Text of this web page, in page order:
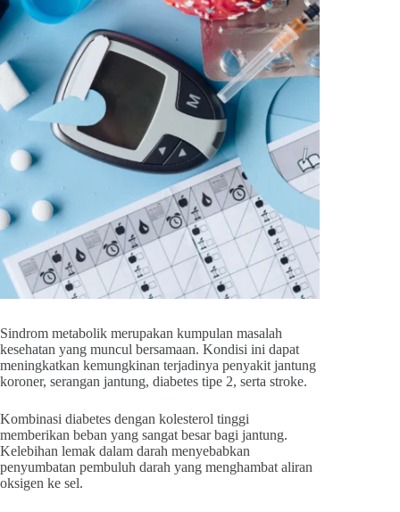
Sindrom metabolik merupakan kumpulan masalah
kesehatan yang muncul bersamaan. Kondisi ini dapat
meningkatkan kemungkinan terjadinya penyakit jantung
koroner, serangan jantung, diabetes tipe 2, serta stroke.
Kombinasi diabetes dengan kolesterol tinggi
memberikan beban yang sangat besar bagi jantung.
Kelebihan lemak dalam darah menyebabkan
penyumbatan pembuluh darah yang menghambat aliran
oksigen ke sel.